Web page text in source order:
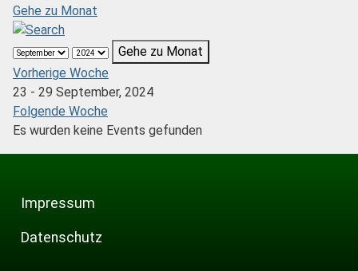
Gehe zu Monat
Gehe zu Monat
Vorherige Woche
23 - 29 September, 2024
Folgende Woche
Es wurden keine Events gefunden
Impressum
Datenschutz